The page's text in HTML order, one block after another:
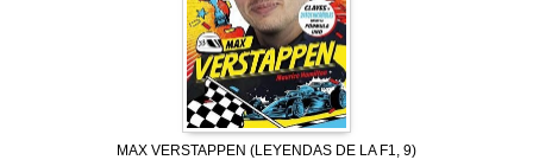
MAX VERSTAPPEN (LEYENDAS DE LA F1, 9)